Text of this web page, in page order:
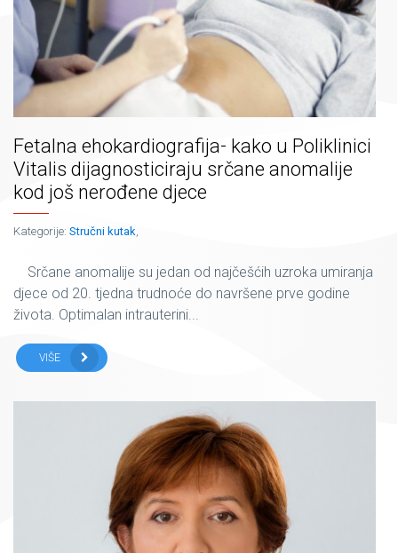
Fetalna ehokardiografija- kako u Poliklinici
Vitalis dijagnosticiraju srčane anomalije
kod još nerođene djece
Kategorije: Stručni kutak,
Srčane anomalije su jedan od najčešćih uzroka umiranja
djece od 20. tjedna trudnoće do navršene prve godine
života. Optimalan intrauterini...
VIŠE